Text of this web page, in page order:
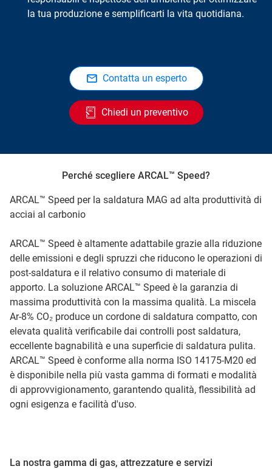
la tua produzione e semplificarti la vita quotidiana.
Contatta un esperto
Chiedi un preventivo
Perché scegliere ARCAL™ Speed?
ARCAL™ Speed per la saldatura MAG ad alta produttività di
acciai al carbonio
ARCAL™ Speed è altamente adattabile grazie alla riduzione
delle emissioni e degli spruzzi che riducono le operazioni di
post-saldatura e il relativo consumo di materiale di
apporto. La soluzione ARCAL™ Speed è la garanzia di
massima produttività con la massima qualità. La miscela
Ar-8% CO₂ produce un cordone di saldatura compatto, con
elevata qualità verificabile dai controlli post saldatura,
eccellente bagnabilità e una superficie di saldatura pulita.
ARCAL™ Speed è conforme alla norma ISO 14175-M20 ed
è disponibile nella più vasta gamma di formati e modalità
di approvvigionamento, garantendo qualità, flessibilità ad
ogni esigenza e facilità d'uso.
La nostra gamma di gas, attrezzature e servizi